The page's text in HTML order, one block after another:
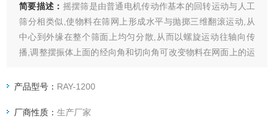
简要描述： 摇摆筛是由普通电机传动作基本的回转运动与人工
筛分相类似,使物料在筛网上形成水平与抛掷三维翻滚运动,从
中心到外缘在整个筛面上均匀分散,从而以螺旋运动往轴向传
播,调整摆振体上面的经向角和切向角可改变物料在网面上的运
（m2） 层.。。。。
产品型号： RAY-1200
厂商性质：生产厂家